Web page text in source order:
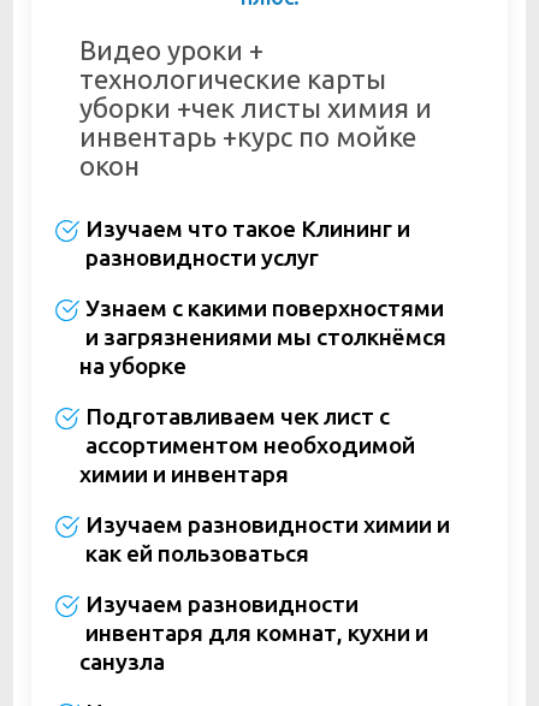
Видео уроки +
технологические карты
уборки +чек листы химия и
инвентарь +курс по мойке
окон
Изучаем что такое Клининг и
разновидности услуг
Узнаем с какими поверхностями
и загрязнениями мы столкнёмся
на уборке
Подготавливаем чек лист с
ассортиментом необходимой
химии и инвентаря
Изучаем разновидности химии и
как ей пользоваться
Изучаем разновидности
инвентаря для комнат, кухни и
санузла